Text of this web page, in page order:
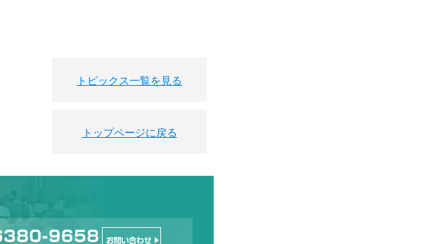
トピックス一覧を見る
トップページに戻る